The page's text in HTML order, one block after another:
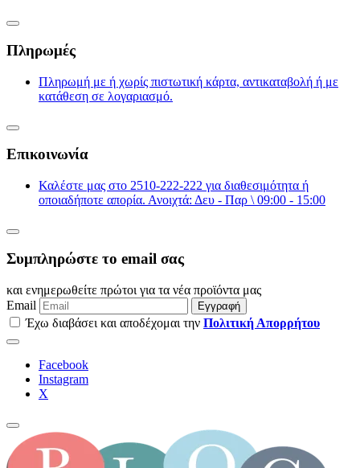
Πληρωμές
Πληρωμή με ή χωρίς πιστωτική κάρτα, αντικαταβολή ή με
κατάθεση σε λογαριασμό.
Επικοινωνία
Καλέστε μας στο 2510-222-222 για διαθεσιμότητα ή
οποιαδήποτε απορία. Ανοιχτά: Δευ - Παρ \ 09:00 - 15:00
Συμπληρώστε το email σας
και ενημερωθείτε πρώτοι για τα νέα προϊόντα μας
Email
Εγγραφή
Έχω διαβάσει και αποδέχομαι την Πολιτική Απορρήτου
Facebook
Instagram
Χ